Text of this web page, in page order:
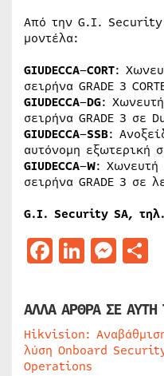
Από την G.I. Security
μοντέλα:
GIUDECCA–CORT:
σειρήνα GRADE 3
GIUDECCA–DG:
σειρήνα GRADE 3 σε
GIUDECCA–SSB:
αυτόνομη εξωτερική
GIUDECCA–W: Χωνευτή
σειρήνα GRADE 3 σε
G.I. Security SA,
Facebook
ΑΛΛΑ ΑΡΘΡΑ ΣΕ ΑΥΤΗ
Hikvision:
λύση Onboard
Operations